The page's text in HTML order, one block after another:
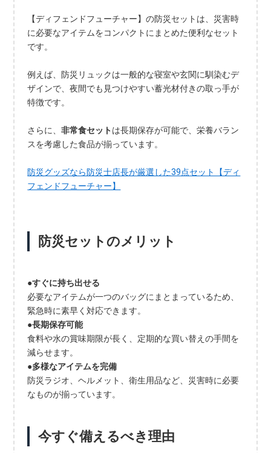
【ディフェンドフューチャー】の防災セットは、災害時
に必要なアイテムをコンパクトにまとめた便利なセット
です。
例えば、防災リュックは一般的な寝室や玄関に馴染むデ
ザインで、夜間でも見つけやすい蓄光材付きの取っ手が
特徴です。
さらに、非常食セットは長期保存が可能で、栄養バラン
スを考慮した食品が揃っています。
防災グッズなら防災士店長が厳選した39点セット【ディ
フェンドフューチャー】
防災セットのメリット
●すぐに持ち出せる
必要なアイテムが一つのバッグにまとまっているため、
緊急時に素早く対応できます。
●長期保存可能
食料や水の賞味期限が長く、定期的な買い替えの手間を
減らせます。
●多様なアイテムを完備
防災ラジオ、ヘルメット、衛生用品など、災害時に必要
なものが揃っています。
今すぐ備えるべき理由